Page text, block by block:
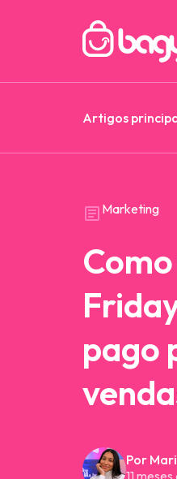
Artigos
Marketing
pago
Por